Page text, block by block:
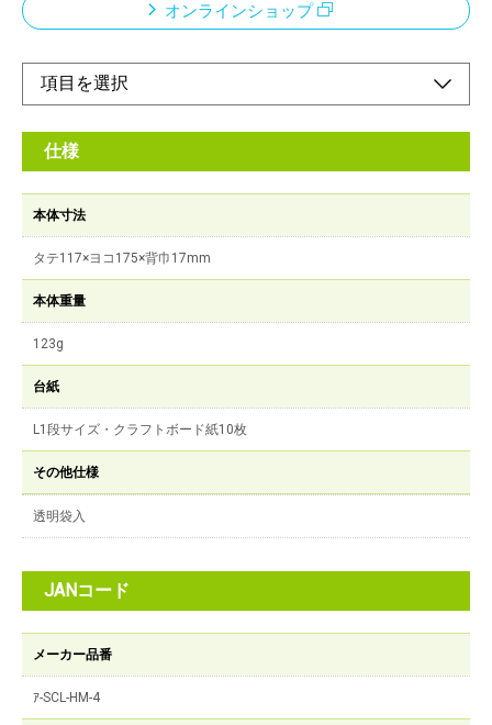
オンラインショップ
仕様
本体寸法
タテ117×ヨコ175×背巾17mm
本体重量
123g
台紙
L1段サイズ・クラフトボード紙10枚
その他仕様
透明袋入
JANコード
メーカー品番
ｱ-SCL-HM-4